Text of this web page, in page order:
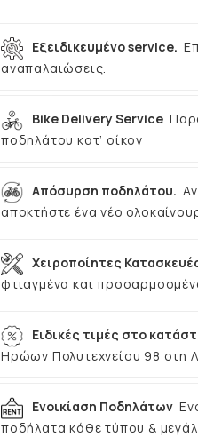
Εξειδικευμένο service.
αναπαλαιώσεις.
Bike Delivery Service
ποδηλάτου κατ’ οίκον
Απόσυρση ποδηλάτου.
αποκτήστε ένα νέο
Χειροποίητες
φτιαγμένα και
Ειδικές τιμές στο
Ηρώων Πολυτεχνείου 98 στη
Ενοικίαση Ποδηλάτων
ποδήλατα κάθε τύπου &